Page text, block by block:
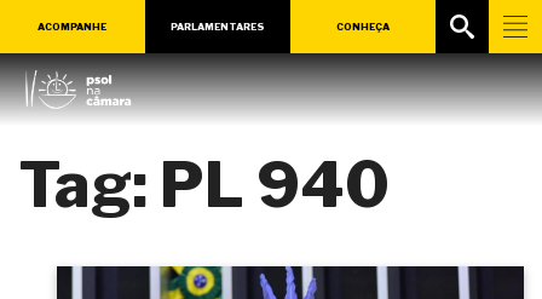
ACOMPANHE PARLAMENTARES CONHEÇA
Tag: PL 940